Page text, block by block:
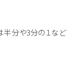
半分や3分の１など